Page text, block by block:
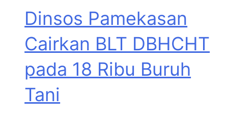
Dinsos Pamekasan
Cairkan BLT DBHCHT
pada 18 Ribu Buruh
Tani